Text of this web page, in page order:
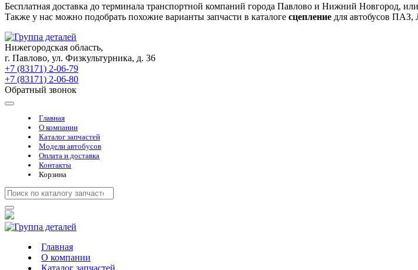
Бесплатная доставка до терминала транспортной компаний города Павлово и Нижний Новгород,
Также у нас можно подобрать похожие варианты запчасти в каталоге сцепление для автобусов
Нижегородская область,
г. Павлово, ул. Физкультурника, д. 36
+7 (83171) 2-06-79
+7 (83171) 2-06-80
Обратный звонок
Главная
О компании
Каталог запчастей
Модели автобусов
Оплата и доставка
Контакты
Корзина
Главная
О компании
Каталог запчастей